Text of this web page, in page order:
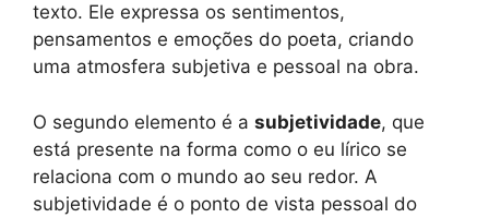
texto. Ele expressa os sentimentos,
pensamentos e emoções do poeta, criando
uma atmosfera subjetiva e pessoal na obra.
O segundo elemento é a subjetividade, que
está presente na forma como o eu lírico se
relaciona com o mundo ao seu redor. A
subjetividade é o ponto de vista pessoal do